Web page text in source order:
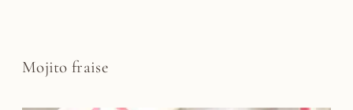
Mojito fraise